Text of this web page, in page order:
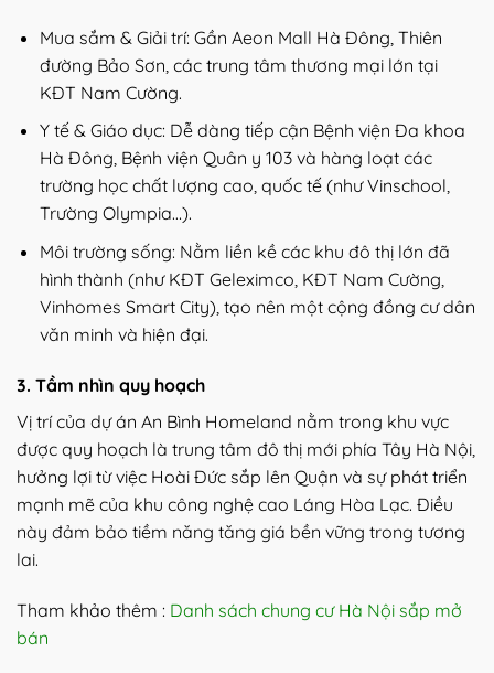
Mua sắm & Giải trí: Gần Aeon Mall Hà Đông, Thiên
đường Bảo Sơn, các trung tâm thương mại lớn tại
KĐT Nam Cường.
Y tế & Giáo dục: Dễ dàng tiếp cận Bệnh viện Đa khoa
Hà Đông, Bệnh viện Quân y 103 và hàng loạt các
trường học chất lượng cao, quốc tế (như Vinschool,
Trường Olympia…).
Môi trường sống: Nằm liền kề các khu đô thị lớn đã
hình thành (như KĐT Geleximco, KĐT Nam Cường,
Vinhomes Smart City), tạo nên một cộng đồng cư dân
văn minh và hiện đại.
3. Tầm nhìn quy hoạch
Vị trí của dự án An Bình Homeland nằm trong khu vực
được quy hoạch là trung tâm đô thị mới phía Tây Hà Nội,
hưởng lợi từ việc Hoài Đức sắp lên Quận và sự phát triển
mạnh mẽ của khu công nghệ cao Láng Hòa Lạc. Điều
này đảm bảo tiềm năng tăng giá bền vững trong tương
lai.
Tham khảo thêm : Danh sách chung cư Hà Nội sắp mở
bán